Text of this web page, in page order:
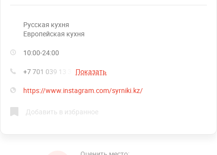
русская кухня
европейская кухня
10:00-24:00
+7 701 039 13 33 Показать
https://www.instagram.com/syrniki.kz/
Добавить в избранное